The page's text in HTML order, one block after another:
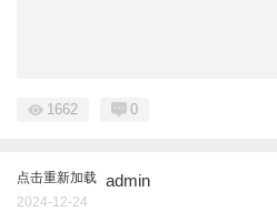
1662 0
点击重新加载 admin
2024-12-24